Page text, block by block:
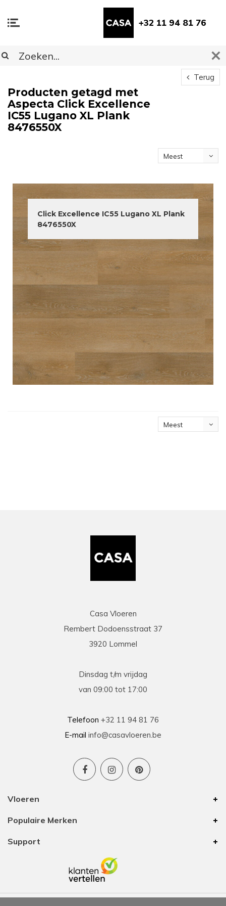
+32 11 94 81 76
Terug
Producten getagd met
Aspecta Click Excellence
IC55 Lugano XL Plank
8476550X
Meest
Click Excellence IC55 Lugano XL Plank
8476550X
Meest
Casa Vloeren
Rembert Dodoensstraat 37
3920 Lommel
Dinsdag t/m vrijdag
van 09:00 tot 17:00
Telefoon +32 11 94 81 76
E-mail info@casavloeren.be
Vloeren
Populaire Merken
Support